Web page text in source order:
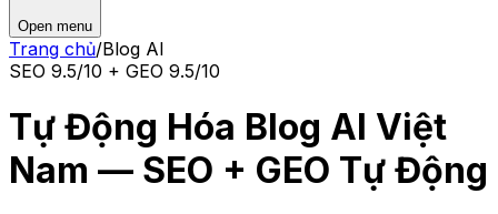
Open menu
Trang chủ/Blog AI
SEO 9.5/10 + GEO 9.5/10
Tự Động Hóa Blog AI Việt
Nam — SEO + GEO Tự Động